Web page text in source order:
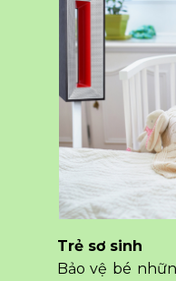
Trẻ sơ sinh
Bảo vệ bé